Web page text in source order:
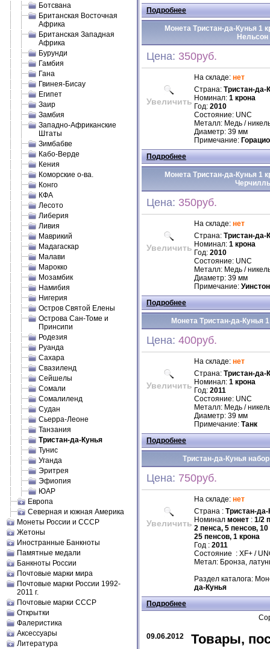
Ботсвана
Британская Восточная
Африка
Британская Западная
Африка
Бурунди
Гамбия
Гана
Гвинея-Бисау
Египет
Заир
Замбия
Западно-Африканские
Штаты
Зимбабве
Кабо-Верде
Кения
Коморские о-ва.
Конго
КФА
Лесото
Либерия
Ливия
Маврикий
Мадагаскар
Малави
Марокко
Мозамбик
Намибия
Нигерия
Остров Святой Елены
Острова Сан-Томе и
Принсипи
Родезия
Руанда
Сахара
Свазиленд
Сейшелы
Сомали
Сомалиленд
Судан
Сьерра-Леоне
Танзания
Тристан-да-Кунья
Тунис
Уганда
Эритрея
Эфиопия
ЮАР
Европа
Северная и южная Америка
Монеты России и СССР
Жетоны
Иностранные Банкноты
Памятные медали
Банкноты России
Почтовые марки мира
Почтовые марки России 1992-
2011 г.
Почтовые марки СССР
Открытки
Фалеристика
Аксессуары
Литература
Подробнее
Монета Тристан-да-Кунья 1
Нельсон
Цена: 350руб.
Увеличить
На складе: нет
Страна: Тристан-да-
Номинал: 1 крона
Год: 2010
Состояние: UNC
Металл: Медь /
Диаметр: 39 мм
Примечание:
Подробнее
Монета Тристан-да-Кунья 1
Черчилль
Цена: 350руб.
Увеличить
На складе: нет
Страна: Тристан-да-
Номинал: 1 крона
Год: 2010
Состояние: UNC
Металл: Медь /
Диаметр: 39 мм
Примечание:
Подробнее
Монета Тристан-да-Кунья 1
Цена: 400руб.
Увеличить
На складе: нет
Страна: Тристан-да-
Номинал: 1 крона
Год: 2011
Состояние: UNC
Металл: Медь /
Диаметр: 39 мм
Примечание: Танк
Подробнее
Тристан-да-Кунья набор
Цена: 750руб.
Увеличить
На складе: нет
Страна : Тристан-да-
Номинал монет : 1/2
2 пенса, 5 пенсов,
25 пенсов, 1 крона
Год : 2011
Состояние : XF+ /
Метал: Бронза,
Раздел каталога:
да-Кунья
Подробнее
09.06.2012
Товары,